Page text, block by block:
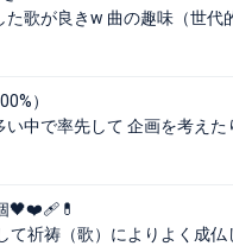
た歌が良きw 曲の趣味（世代
）
い中で率先して 企画を考え
🖤❤️‍🩹💊
て祈祷（歌）によりよく成